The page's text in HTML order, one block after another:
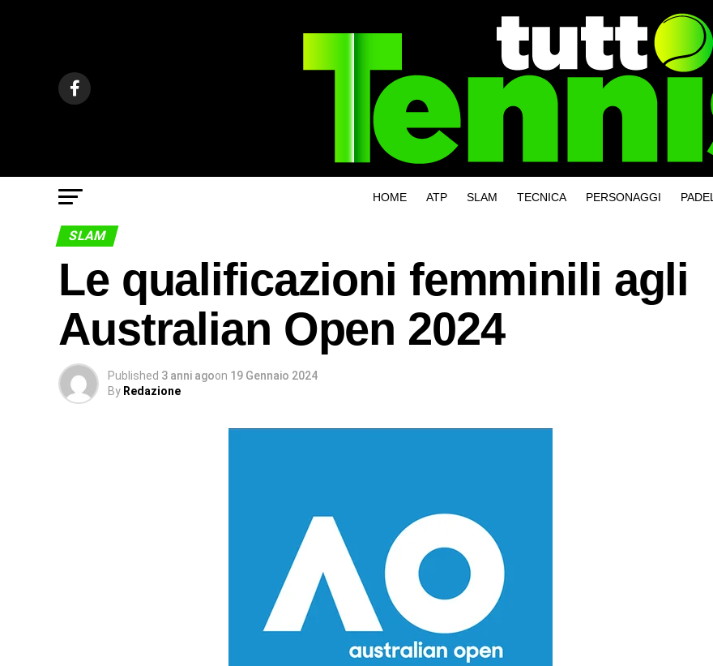
HOME ATP SLAM TECNICA PERSONAGGI PADEL
SLAM
Le qualificazioni femminili agli
Australian Open 2024
Published 3 anni agoon 19 Gennaio 2024
By Redazione